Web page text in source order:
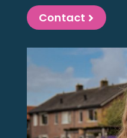
Contact